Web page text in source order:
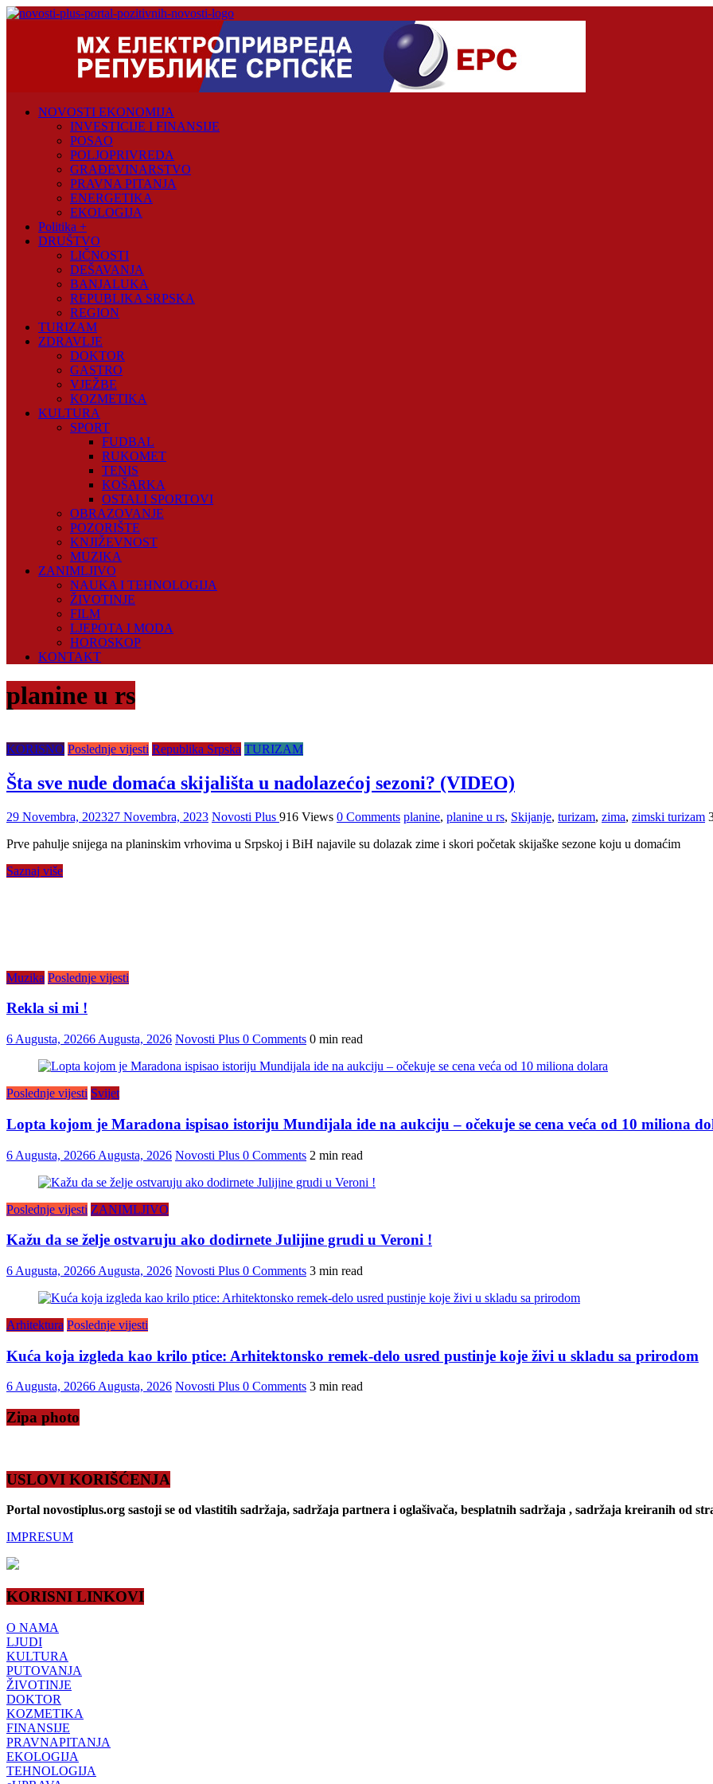
Skip
pozitivnihNOVOSTI EKONOMIJA
INVESTICIJE I FINANSIJE
POSAO
POLJOPRIVREDA
GRAĐEVINARSTVO
PRAVNA PITANJA
ENERGETIKA
EKOLOGIJA
Politika +
DRUŠTVO
LIČNOSTI
DEŠAVANJA
BANJALUKA
REPUBLIKA SRPSKA
REGION
TURIZAM
ZDRAVLJE
DOKTOR
GASTRO
VJEŽBE
KOZMETIKA
KULTURA
SPORT
FUDBAL
RUKOMET
TENIS
KOŠARKA
OSTALI SPORTOVI
OBRAZOVANJE
POZORIŠTE
KNJIŽEVNOST
MUZIKA
ZANIMLJIVO
NAUKA I TEHNOLOGIJA
ŽIVOTINJE
FILM
LJEPOTA I MODA
HOROSKOP
KONTAKT
planine u rs
KORISNO Poslednje vijesti Republika Srpska TURIZAM
Šta sve nude domaća skijališta u nadolazećoj sezoni? (VIDEO)
29 Novembra, 202327 Novembra, 2023 Novosti Plus 916 Views 0 Comments planine, planine u rs, Skijanje, turizam, zima, zimski turizam
Prve pahulje snijega na planinskim vrhovima u Srpskoj i BiH najavile su dolazak zime i skori početak skijaške sezone koju u domaćim
Saznaj više
Muzika Poslednje vijesti
Rekla si mi !
6 Augusta, 20266 Augusta, 2026 Novosti Plus 0 Comments 0 min read
Poslednje vijesti Svijet
Lopta kojom je Maradona ispisao istoriju Mundijala ide na aukciju – očekuje se cena veća od 10 miliona
6 Augusta, 20266 Augusta, 2026 Novosti Plus 0 Comments 2 min read
Poslednje vijesti ZANIMLJIVO
Kažu da se želje ostvaruju ako dodirnete Julijine grudi u Veroni !
6 Augusta, 20266 Augusta, 2026 Novosti Plus 0 Comments 3 min read
Arhitektura Poslednje vijesti
Kuća koja izgleda kao krilo ptice: Arhitektonsko remek-delo usred pustinje koje živi u skladu sa prirodom
6 Augusta, 20266 Augusta, 2026 Novosti Plus 0 Comments 3 min read
Zipa photo
USLOVI KORIŠĆENJA
Portal novostiplus.org sastoji se od vlastitih sadržaja, sadržaja partnera i oglašivača, besplatnih sadržaja , sadržaja kreiranih od
IMPRESUM
KORISNI LINKOVI
O NAMA
LJUDI
KULTURA
PUTOVANJA
ŽIVOTINJE
DOKTOR
KOZMETIKA
FINANSIJE
PRAVNAPITANJA
EKOLOGIJA
TEHNOLOGIJA